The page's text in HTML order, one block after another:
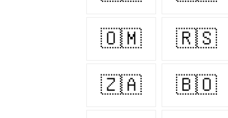
🇴🇲 🇷🇸
🇿🇦 🇧🇴